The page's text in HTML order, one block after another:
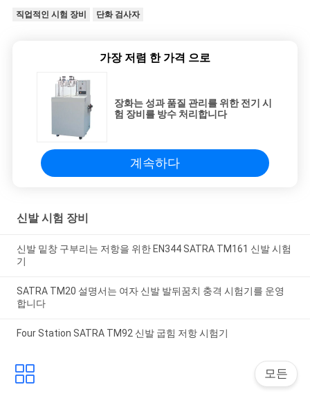
직업적인 시험 장비 단화 검사자
가장 저렴 한 가격 으로
장화는 성과 품질 관리를 위한 전기 시
험 장비를 방수 처리합니다
계속하다
신발 시험 장비
신발 밑창 구부리는 저항을 위한 EN344 SATRA TM161 신발 시험
기
SATRA TM20 설명서는 여자 신발 발뒤꿈치 충격 시험기를 운영
합니다
Four Station SATRA TM92 신발 굽힘 저항 시험기
모든